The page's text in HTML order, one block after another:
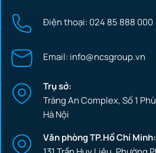
Điện thoại: 024 85 888 000
Email: info@ncsgroup.vn
Trụ sở:
Tràng An Complex, Số 1
Hà Nội
Văn phòng TP.Hồ Chí Minh: